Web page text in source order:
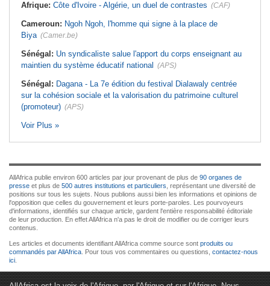
Afrique: Côte d'Ivoire - Algérie, un duel de contrastes (CAF)
Cameroun: Ngoh Ngoh, l'homme qui signe à la place de
Biya (Camer.be)
Sénégal: Un syndicaliste salue l'apport du corps enseignant au
maintien du système éducatif national (APS)
Sénégal: Dagana - La 7e édition du festival Dialawaly centrée
sur la cohésion sociale et la valorisation du patrimoine culturel
(promoteur) (APS)
Voir Plus »
AllAfrica publie environ 600 articles par jour provenant de plus de 90 organes de
presse et plus de 500 autres institutions et particuliers , représentant une diversité de
positions sur tous les sujets. Nous publions aussi bien les informations et opinions de
l'opposition que celles du gouvernement et leurs porte-paroles. Les pourvoyeurs
d'informations, identifiés sur chaque article, gardent l'entière responsabilité éditoriale
de leur production. En effet AllAfrica n'a pas le droit de modifier ou de corriger leurs
contenus.
Les articles et documents identifiant AllAfrica comme source sont produits ou
commandés par AllAfrica . Pour tous vos commentaires ou questions, contactez-nous
ici